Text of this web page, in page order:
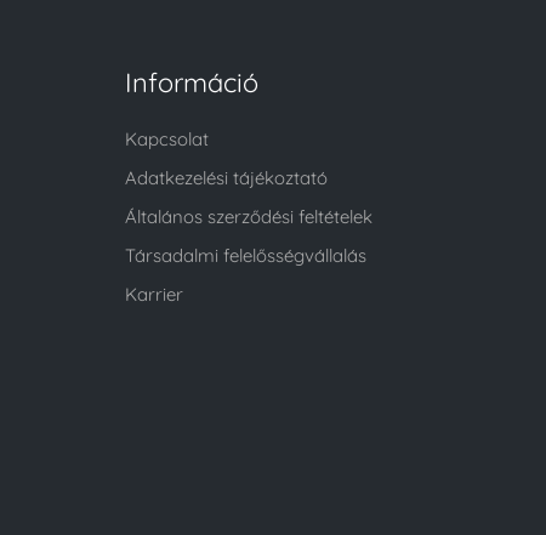
Információ
Kapcsolat
Adatkezelési tájékoztató
Általános szerződési feltételek
Társadalmi felelősségvállalás
Karrier